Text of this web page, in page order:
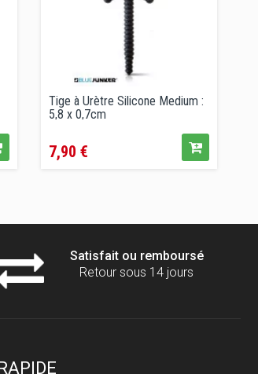
Tige à Urètre Silicone Medium :
5,8 x 0,7cm
7,90 €
Satisfait ou remboursé
Retour sous 14 jours